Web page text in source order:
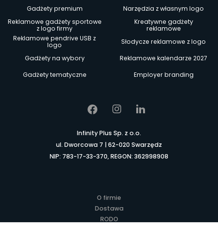
Gadżety premium
Narzędzia z własnym logo
Reklamowe gadżety sportowe
z logo firmy
Kreatywne gadżety
reklamowe
Reklamowe pendrive USB z
logo
Słodycze reklamowe z logo
Gadżety na wybory
Reklamowe kalendarze 2027
Gadżety tematyczne
Employer branding
Infinity Plus Sp. z o.o.
ul. Dworcowa 7 | 62-020 Swarzędz
NIP: 783-17-33-370, REGON: 362998908
O firmie
Dostawa
RODO